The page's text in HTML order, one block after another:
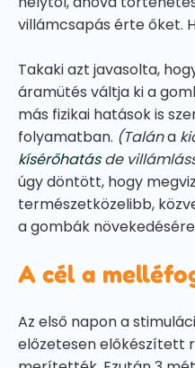
villámcsapás érte őket.
Takaki azt javasolta,
áramütés váltja ki a
más fizikai hatások is
folyamatban. (Talána
kísérőhatásde
úgy döntött, hogy
természetközelibb,
a gombák
A cél a
Az első napon a
előzetesen előkészített